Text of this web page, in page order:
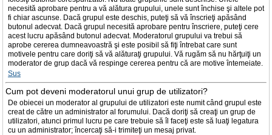
necesită aprobare pentru a vă alătura grupului, unele sunt închise şi altele pot
fi chiar ascunse. Dacă grupul este deschis, puteţi să vă înscrieţi apăsând
butonul adecvat. Dacă grupul necesită aprobare pentru înscriere, puteţi cere
acest lucru apăsând butonul adecvat. Moderatorul grupului va trebui să
aprobe cererea dumneavoastră şi este posibil să fiţi întrebat care sunt
motivele pentru care doriţi să vă alăturaţi grupului. Vă rugăm să nu hărţuiţi un
moderator de grup dacă vă respinge cererea pentru că are motive întemeiate.
Sus
Cum pot deveni moderatorul unui grup de utilizatori?
De obiecei un moderator al grupului de utilizatori este numit când grupul este
creat de către un administrator al forumului. Dacă doriţi să creaţi un grup de
utilizatori, atunci primul lucru pe care trebuie să îl faceţi este să luaţi legatura
cu un administrator; încercaţi să-i trimiteţi un mesaj privat.